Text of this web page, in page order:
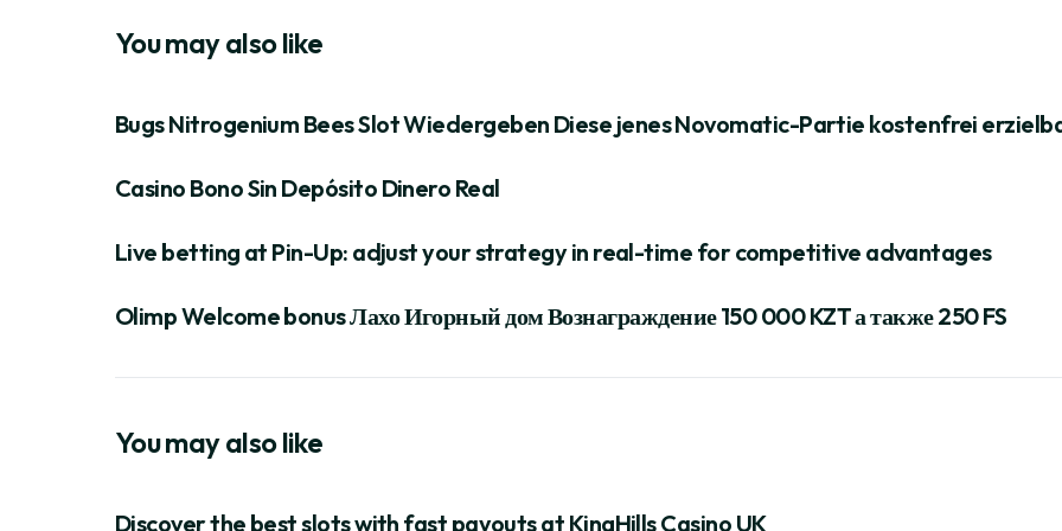
You may also like
Bugs Nitrogenium Bees Slot Wiedergeben Diese jenes Novomatic-Partie kostenfrei
Casino Bono Sin Depósito Dinero Real
Live betting at Pin-Up: adjust your strategy in real-time for competitive advantages
Olimp Welcome bonus Лахо Игорный дом Вознаграждение 150 000 KZT а также 250 FS
You may also like
Discover the best slots with fast payouts at KingHills Casino UK